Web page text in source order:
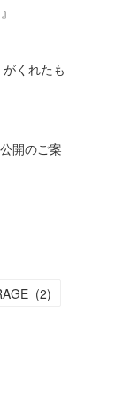
くれたも
開のご案
(2)